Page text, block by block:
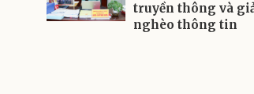
truyền thông và
nghèo thông tin